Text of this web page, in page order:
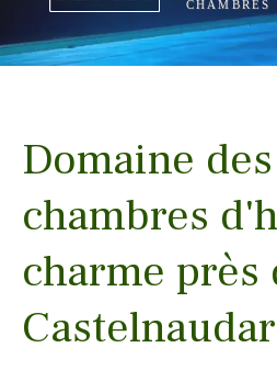
CHAMBRES
Domaine
chambres
charme près